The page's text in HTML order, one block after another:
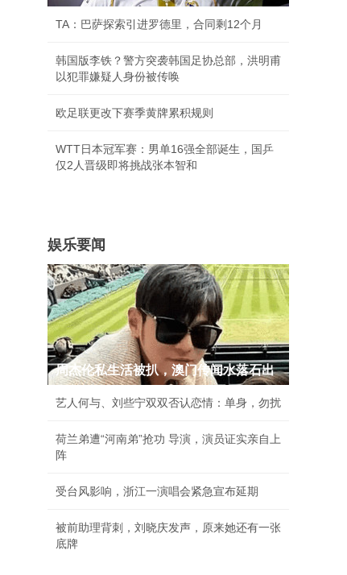
TA：巴萨探索引进罗德里，合同剩12个月
韩国版李铁？警方突袭韩国足协总部，洪明甫
以犯罪嫌疑人身份被传唤
欧足联更改下赛季黄牌累积规则
WTT日本冠军赛：男单16强全部诞生，国乒
仅2人晋级即将挑战张本智和
娱乐要闻
周杰伦私生活被扒，澳门传闻水落石出
艺人何与、刘些宁双双否认恋情：单身，勿扰
荷兰弟遭“河南弟”抢功 导演，演员证实亲自上
阵
受台风影响，浙江一演唱会紧急宣布延期
被前助理背刺，刘晓庆发声，原来她还有一张
底牌